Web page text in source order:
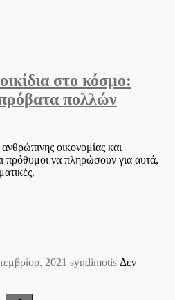
στο κόσμο:
πολλών
οικονομίας και
πρόθυμοι να πληρώσουν για αυτά,
2021 Author
syndimotis Δεν